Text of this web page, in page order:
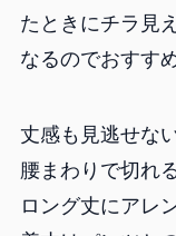
たときにチラ見
なるのでおすす
丈感も見逃せな
腰まわりで切れ
ロング丈にアレ